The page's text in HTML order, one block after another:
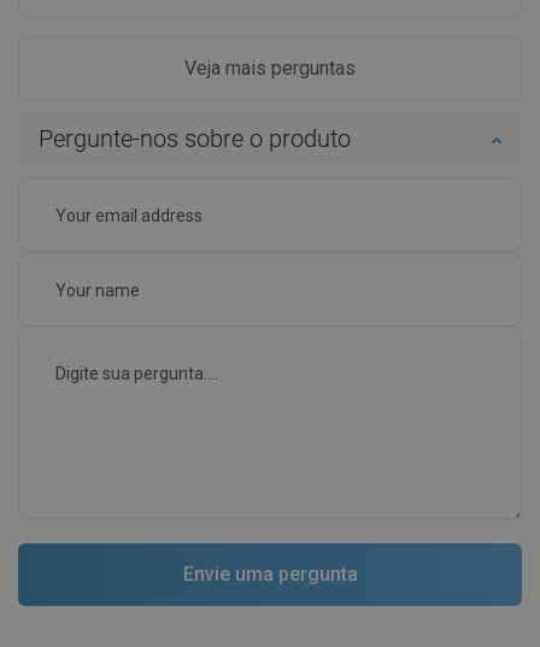
Veja mais perguntas
Pergunte-nos sobre o produto